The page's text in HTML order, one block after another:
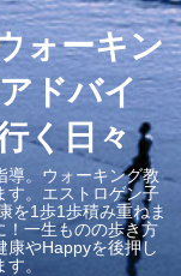
ォーキン
ドバイ
く日々
導。ウォーキング教
す。エストロゲン子
を1歩1歩積み重ねま
！一生ものの歩き方
康やHappyを後押し
。